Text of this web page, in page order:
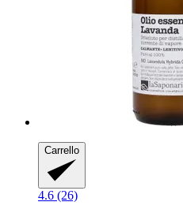
Carrello
4.6 (26)